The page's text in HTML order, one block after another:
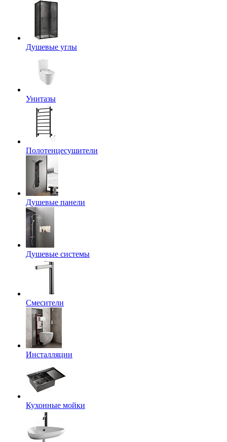
Душевые углы
Унитазы
Полотенцесушители
Душевые панели
Душевые системы
Смесители
Инсталляции
Кухонные мойки